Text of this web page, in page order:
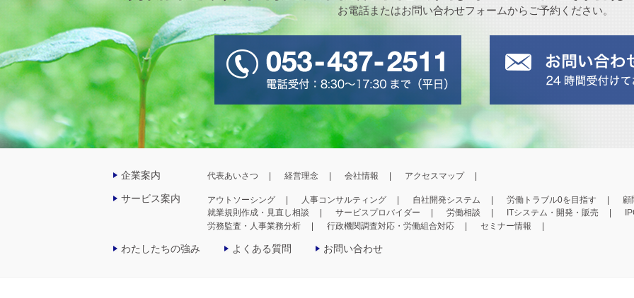
お電話またはお問い合わせフォームからご予約ください。
企業案内 代表あいさつ 経営理念 会社情報 アクセスマップ
サービス案内 アウトソーシング 人事コンサルティング 自社開発システム 労働トラブル0を目指す
顧
就業規則作成・見直し相談
サービスプロバイダー 労働相談 ITシステム・開発・販売
労務監査・人事業務分析
行政機関調査対応・労働組合対応 セミナー情報
わたしたちの強み よくある質問 お問い合わせ